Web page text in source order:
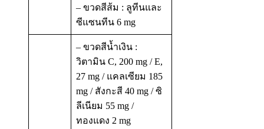
– ขวดสีส้ม : ลูทีนและ
ซีแซนทีน 6 mg
– ขวดสีน้ำเงิน :
วิตามิน C, 200 mg / E,
27 mg / แคลเซียม 185
mg / สังกะสี 40 mg / ซิ
ลีเนียม 55 mg /
ทองแดง 2 mg